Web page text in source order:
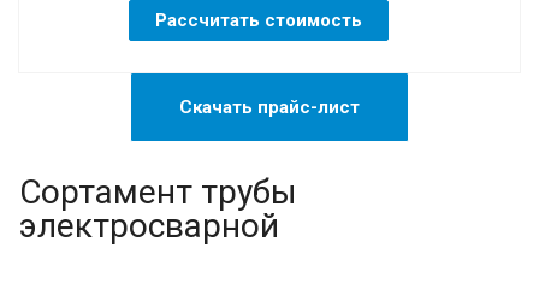
Рассчитать стоимость
Скачать прайс-лист
Сортамент трубы
электросварной